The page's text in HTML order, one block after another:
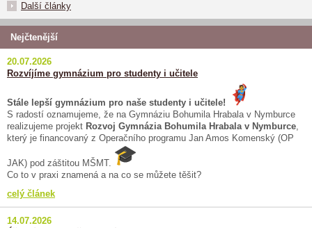
Další články
Nejčtenější
20.07.2026
Rozvíjíme gymnázium pro studenty i učitele
Stále lepší gymnázium pro naše studenty i učitele!
S radostí oznamujeme, že na Gymnáziu Bohumila Hrabala v Nymburce
realizujeme projekt Rozvoj Gymnázia Bohumila Hrabala v Nymburce,
který je financovaný z Operačního programu Jan Amos Komenský (OP
JAK) pod záštitou MŠMT.
Co to v praxi znamená a na co se můžete těšit?
celý článek
14.07.2026